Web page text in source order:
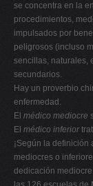
se concentra en la
procedimientos,
impulsados por
peligrosos (incluso
sencillas, naturales,
secundarios.
Hay un proverbio
enfermedad.
El médico mediocre
El médico inferior
¡Según la definición
mediocres o
dedicación